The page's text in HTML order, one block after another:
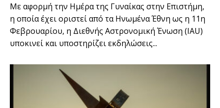
Με αφορμή την Ημέρα της Γυναίκας στην Επιστήμη,
η οποία έχει οριστεί από τα Ηνωμένα Έθνη ως η 11η
Φεβρουαρίου, η Διεθνής Αστρονομική Ένωση (IAU)
υποκινεί και υποστηρίζει εκδηλώσεις...